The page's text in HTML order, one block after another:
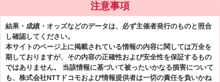
注意事項
結果・成績・オッズなどのデータは、必ず主催者発行のものと照合
し確認してください。
本サイトのページ上に掲載されている情報の内容に関しては万全を
期しておりますが、その内容の正確性および安全性を保証するもの
ではありません。 当該情報に基づいて被ったいかなる損害について
も、株式会社NTTドコモおよび情報提供者は一切の責任を負いかね